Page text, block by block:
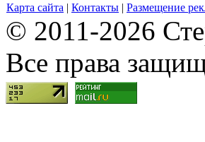
Карта сайта | Контакты | Размещение
© 2011-2026
Все права